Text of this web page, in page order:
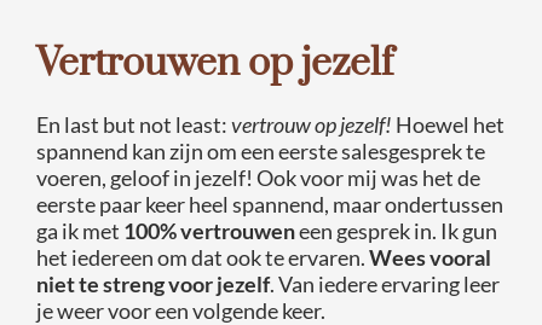
Vertrouwen op jezelf
En last but not least:vertrouw op jezelf! Hoewel het
spannend kan zijn om een eerste salesgesprek te
voeren, geloof in jezelf! Ook voor mij was het de
eerste paar keer heel spannend, maar ondertussen
ga ik met 100% vertrouweneen gesprek in. Ik gun
het iedereen om dat ook te ervaren.Wees vooral
niet te streng voor jezelf. Van iedere ervaring leer
je weer voor een volgende keer.